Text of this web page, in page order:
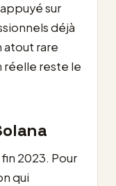
sur
déjà
atout rare
réelle reste le
2023. Pour
qui